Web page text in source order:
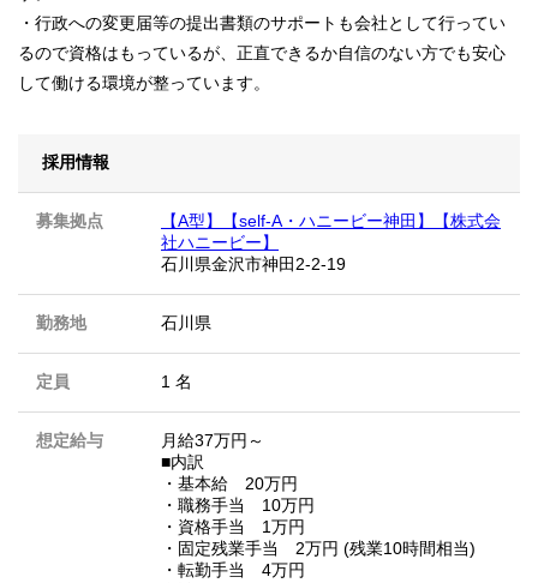
・行政への変更届等の提出書類のサポートも会社として行ってい
るので資格はもっているが、正直できるか自信のない方でも安心
して働ける環境が整っています。
採用情報
募集拠点
【A型】【self-A・ハニービー神田】【株式会
社ハニービー】
石川県金沢市神田2-2-19
勤務地 石川県
定員 1 名
想定給与
月給37万円～
■内訳
・基本給 20万円
・職務手当 10万円
・資格手当 1万円
・固定残業手当 2万円 (残業10時間相当)
・転勤手当 4万円